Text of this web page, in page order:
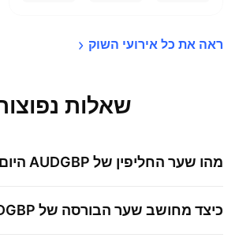
ראה את כל אירועי השוק
שאלות
מהו שער החליפין של AUDGBP
כיצד מחושב שער הבורסה של